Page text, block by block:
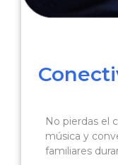
No pierdas el
música y
familiares